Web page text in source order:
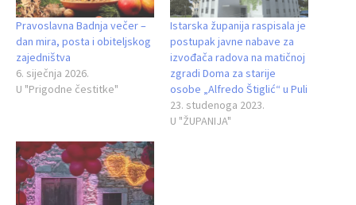
Pravoslavna Badnja večer –
dan mira, posta i obiteljskog
zajedništva
6. siječnja 2026.
U "Prigodne čestitke"
Istarska županija raspisala je
postupak javne nabave za
izvođača radova na matičnoj
zgradi Doma za starije
osobe „Alfredo Štiglić“ u Puli
23. studenoga 2023.
U "ŽUPANIJA"